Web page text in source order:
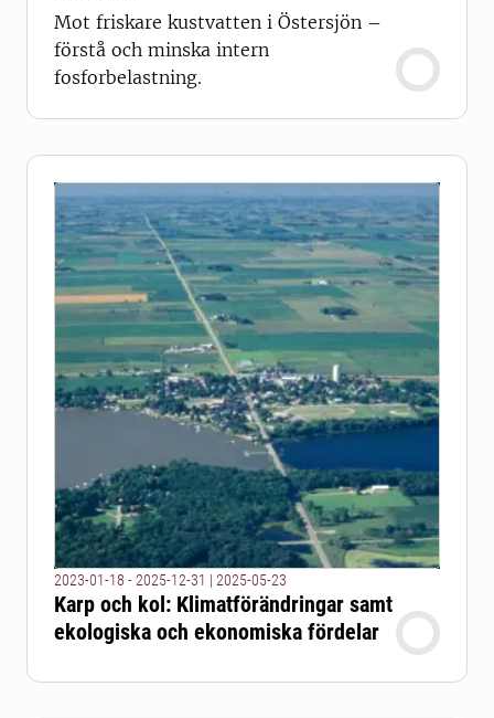
Mot friskare kustvatten i Östersjön –
förstå och minska intern
fosforbelastning.
2023-01-18 - 2025-12-31 | 2025-05-23
Karp och kol: Klimatförändringar samt
ekologiska och ekonomiska fördelar